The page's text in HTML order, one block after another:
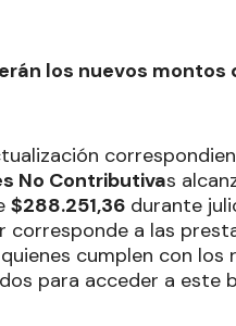
los nuevos montos
No Contributivas
$288.251,36 durante
corresponde a las
cumplen con los
para acceder a este